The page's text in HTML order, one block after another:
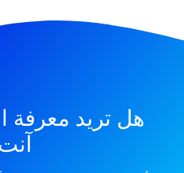
هل تريد معرفة